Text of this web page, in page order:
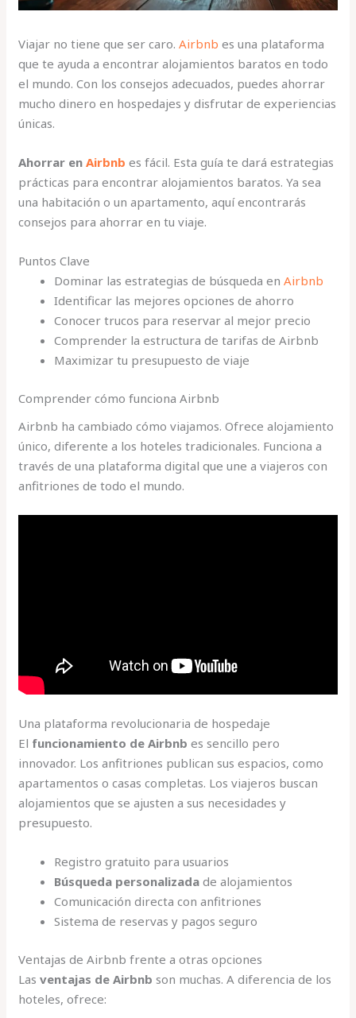
Viajar no tiene que ser caro.Airbnb es una plataforma
que te ayuda a encontrar alojamientos baratos en todo
el mundo. Con los consejos adecuados, puedes ahorrar
mucho dinero en hospedajes y disfrutar de experiencias
únicas.
Ahorrar enAirbnb es fácil. Esta guía te dará estrategias
prácticas para encontrar alojamientos baratos. Ya sea
una habitación o un apartamento, aquí encontrarás
consejos para ahorrar en tu viaje.
Puntos Clave
Dominar las estrategias de búsqueda enAirbnb
Identificar las mejores opciones de ahorro
Conocer trucos para reservar al mejor precio
Comprender la estructura de tarifas de Airbnb
Maximizar tu presupuesto de viaje
Comprender cómo funciona Airbnb
Airbnb ha cambiado cómo viajamos. Ofrece alojamiento
único, diferente a los hoteles tradicionales. Funciona a
través de una plataforma digital que une a viajeros con
anfitriones de todo el mundo.
Una plataforma revolucionaria de hospedaje
El funcionamiento de Airbnb es sencillo pero
innovador. Los anfitriones publican sus espacios, como
apartamentos o casas completas. Los viajeros buscan
alojamientos que se ajusten a sus necesidades y
presupuesto.
Registro gratuito para usuarios
Búsqueda personalizada de alojamientos
Comunicación directa con anfitriones
Sistema de reservas y pagos seguro
Ventajas de Airbnb frente a otras opciones
Lasventajas de Airbnb son muchas. A diferencia de los
hoteles, ofrece: